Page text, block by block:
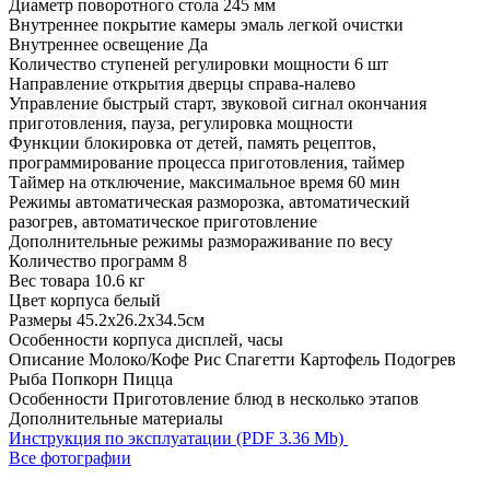
Диаметр поворотного стола 245 мм
Внутреннее покрытие камеры эмаль легкой очистки
Внутреннее освещение Да
Количество ступеней регулировки мощности 6 шт
Направление открытия дверцы справа-налево
Управление быстрый старт, звуковой сигнал окончания
приготовления, пауза, регулировка мощности
Функции блокировка от детей, память рецептов,
программирование процесса приготовления, таймер
Таймер на отключение, максимальное время 60 мин
Режимы автоматическая разморозка, автоматический
разогрев, автоматическое приготовление
Дополнительные режимы размораживание по весу
Количество программ 8
Вес товара 10.6 кг
Цвет корпуса белый
Размеры 45.2x26.2x34.5см
Особенности корпуса дисплей, часы
Описание Молоко/Кофе Рис Спагетти Картофель Подогрев
Рыба Попкорн Пицца
Особенности Приготовление блюд в несколько этапов
Дополнительные материалы
Инструкция по эксплуатации (PDF 3.36 Mb)
Все фотографии